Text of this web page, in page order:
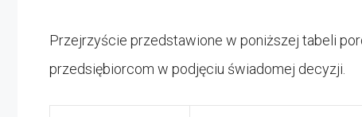
Przejrzyście przedstawione w poniższej tabeli
przedsiębiorcom w podjęciu świadomej decyzji.